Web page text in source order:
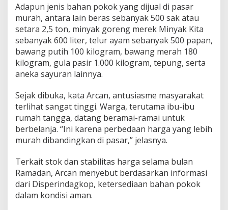
Adapun jenis bahan pokok yang dijual di pasar
murah, antara lain beras sebanyak 500 sak atau
setara 2,5 ton, minyak goreng merek Minyak Kita
sebanyak 600 liter, telur ayam sebanyak 500 papan,
bawang putih 100 kilogram, bawang merah 180
kilogram, gula pasir 1.000 kilogram, tepung, serta
aneka sayuran lainnya.
Sejak dibuka, kata Arcan, antusiasme masyarakat
terlihat sangat tinggi. Warga, terutama ibu-ibu
rumah tangga, datang beramai-ramai untuk
berbelanja. “Ini karena perbedaan harga yang lebih
murah dibandingkan di pasar,” jelasnya.
Terkait stok dan stabilitas harga selama bulan
Ramadan, Arcan menyebut berdasarkan informasi
dari Disperindagkop, ketersediaan bahan pokok
dalam kondisi aman.